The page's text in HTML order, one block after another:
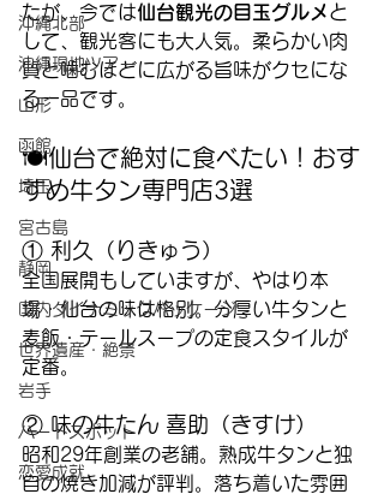
沖縄北部
沖縄現地ツアー
山形
函館
埼玉
宮古島
静岡
国内ダイナミックパッケージ
世界遺産・絶景
岩手
ハートスポット
恋愛成就
たが、今では仙台観光の目玉グルメと
して、観光客にも大人気。柔らかい肉
質と噛むほどに広がる旨味がクセにな
る一品です。
🍽️仙台で絶対に食べたい！おす
すめ牛タン専門店3選
① 利久（りきゅう）
全国展開もしていますが、やはり本
場・仙台の味は格別。分厚い牛タンと
麦飯・テールスープの定食スタイルが
定番。
② 味の牛たん 喜助（きすけ）
昭和29年創業の老舗。熟成牛タンと独
自の焼き加減が評判。落ち着いた雰囲